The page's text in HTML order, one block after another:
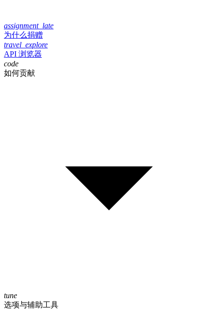
assignment_late
为什么捐赠
travel_explore
API 浏览器
code
如何贡献
tune
选项与辅助工具